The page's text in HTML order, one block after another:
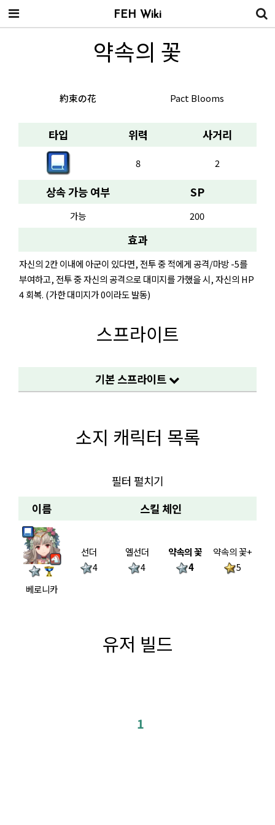
약속의 꽃
約束の花 Pact Blooms
타입 위력 사거리
8 2
상속 가능 여부 SP
가능 200
효과
자신의 2칸 이내에 아군이 있다면, 전투 중 적에게 공격/마방 -5를
부여하고, 전투 중 자신의 공격으로 대미지를 가했을 시, 자신의 HP
4 회복. (가한 대미지가 0이라도 발동)
스프라이트
기본 스프라이트
소지 캐릭터 목록
필터 펼치기
이름 스킬 체인
베로니카
선더
4
엘선더
4
약속의 꽃
4
약속의 꽃+
5
유저 빌드
1
FEH Wiki